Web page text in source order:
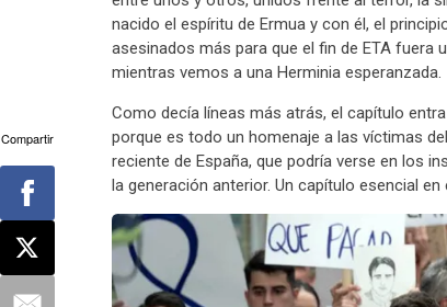
nacido el espíritu de Ermua y con él, el
asesinados más para que el fin de ETA fuera
mientras vemos a una Herminia esperanzada.
Como decía líneas más atrás, el capítulo
porque es todo un homenaje a las víctimas
reciente de España, que podría verse en los
la generación anterior. Un capítulo esencial
Compartir